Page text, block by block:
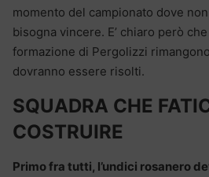
momento del campionato dove
bisogna vincere. E’ chiaro però
formazione di Pergolizzi
dovranno essere risolti.
SQUADRA CHE
COSTRUIRE
Primo fra tutti, l’undici rosanero